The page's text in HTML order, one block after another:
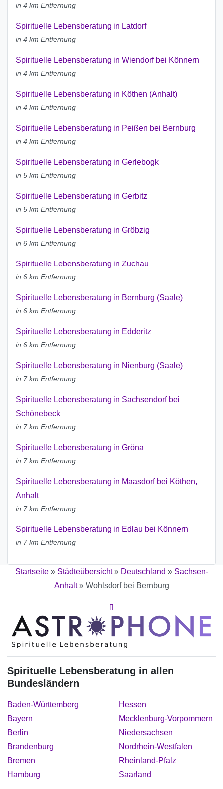
in 4 km Entfernung
Spirituelle Lebensberatung in Latdorf
in 4 km Entfernung
Spirituelle Lebensberatung in Wiendorf bei Könnern
in 4 km Entfernung
Spirituelle Lebensberatung in Köthen (Anhalt)
in 4 km Entfernung
Spirituelle Lebensberatung in Peißen bei Bernburg
in 4 km Entfernung
Spirituelle Lebensberatung in Gerlebogk
in 5 km Entfernung
Spirituelle Lebensberatung in Gerbitz
in 5 km Entfernung
Spirituelle Lebensberatung in Gröbzig
in 6 km Entfernung
Spirituelle Lebensberatung in Zuchau
in 6 km Entfernung
Spirituelle Lebensberatung in Bernburg (Saale)
in 6 km Entfernung
Spirituelle Lebensberatung in Edderitz
in 6 km Entfernung
Spirituelle Lebensberatung in Nienburg (Saale)
in 7 km Entfernung
Spirituelle Lebensberatung in Sachsendorf bei
Schönebeck
in 7 km Entfernung
Spirituelle Lebensberatung in Gröna
in 7 km Entfernung
Spirituelle Lebensberatung in Maasdorf bei Köthen,
Anhalt
in 7 km Entfernung
Spirituelle Lebensberatung in Edlau bei Könnern
in 7 km Entfernung
Startseite» Städteübersicht» Deutschland » Sachsen-
Anhalt» Wohlsdorf bei Bernburg
Spirituelle Lebensberatung in allen
Bundesländern
Baden-Württemberg
Bayern
Berlin
Brandenburg
Bremen
Hamburg
Hessen
Mecklenburg-Vorpommern
Niedersachsen
Nordrhein-Westfalen
Rheinland-Pfalz
Saarland